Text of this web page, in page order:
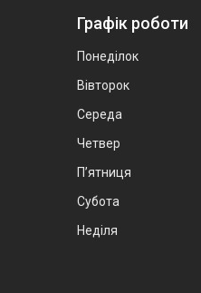
Графік роботи
Понеділок
Вівторок
Середа
Четвер
Пʼятниця
Субота
Неділя